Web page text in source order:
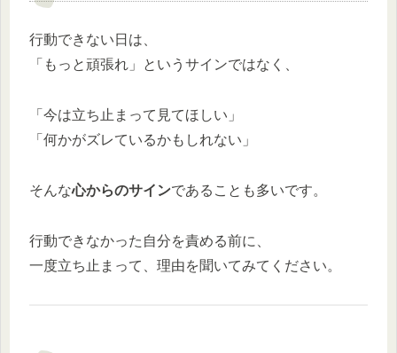
行動できない日は、
「もっと頑張れ」というサインではなく、
「今は立ち止まって見てほしい」
「何かがズレているかもしれない」
そんな心からのサインであることも多いです。
行動できなかった自分を責める前に、
一度立ち止まって、理由を聞いてみてください。